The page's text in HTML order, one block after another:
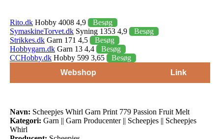
Rito.dk Hobby 4008 4,9
Besøg
SymaskineTorvet.dk Syning 1353 4,9
Besøg
Strikkes.dk Garn 171 4,5
Besøg
Hobbygarn.dk Garn 13 4,4
Besøg
CCHobby.dk Hobby 599 3,65
Besøg
Webshop
Link
Navn: Scheepjes Whirl Garn Print 779 Passion Fruit Melt
Kategori: Garn || Garn Producenter || Scheepjes || Scheepjes
Whirl